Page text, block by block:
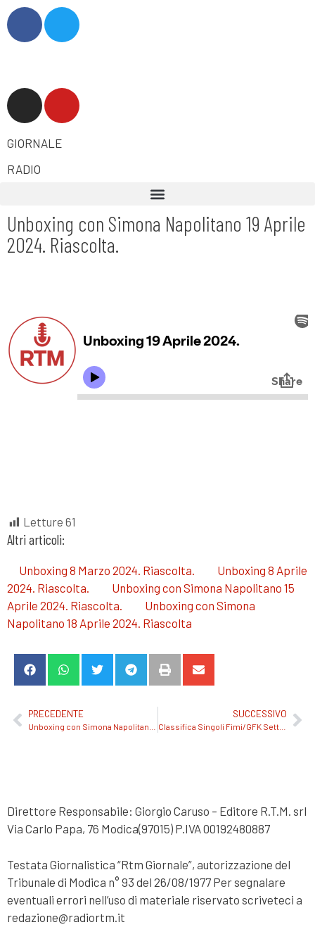
GIORNALE
RADIO
Unboxing con Simona Napolitano 19 Aprile
2024. Riascolta.
Letture 61
Altri articoli:
Unboxing 8 Marzo 2024. Riascolta.
Unboxing 8 Aprile
2024. Riascolta.
Unboxing con Simona Napolitano 15
Aprile 2024. Riascolta.
Unboxing con Simona
Napolitano 18 Aprile 2024. Riascolta
PRECEDENTE SUCCESSIVO
Classifica Singoli Fimi/GFK Sett. #16/2024
Direttore Responsabile: Giorgio Caruso – Editore R.T.M. srl
Via Carlo Papa, 76 Modica(97015) P.IVA 00192480887
Testata Giornalistica “Rtm Giornale”, autorizzazione del
Tribunale di Modica n° 93 del 26/08/1977 Per segnalare
eventuali errori nell’uso di materiale riservato scriveteci a
redazione@radiortm.it